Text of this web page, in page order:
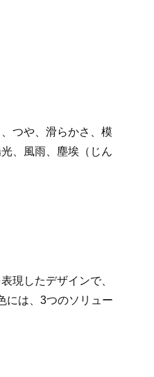
つや、滑らかさ、模
、風雨、塵埃（じん
現したデザインで、
には、3つのソリュー